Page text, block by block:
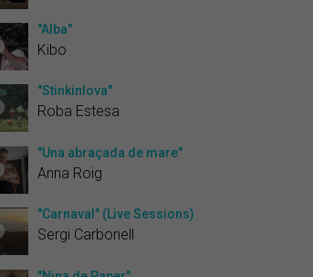
"Alba"
Kibo
"Stinkinlova"
Roba Estesa
"Una abraçada de mare"
Anna Roig
"Carnaval" (Live Sessions)
Sergi Carbonell